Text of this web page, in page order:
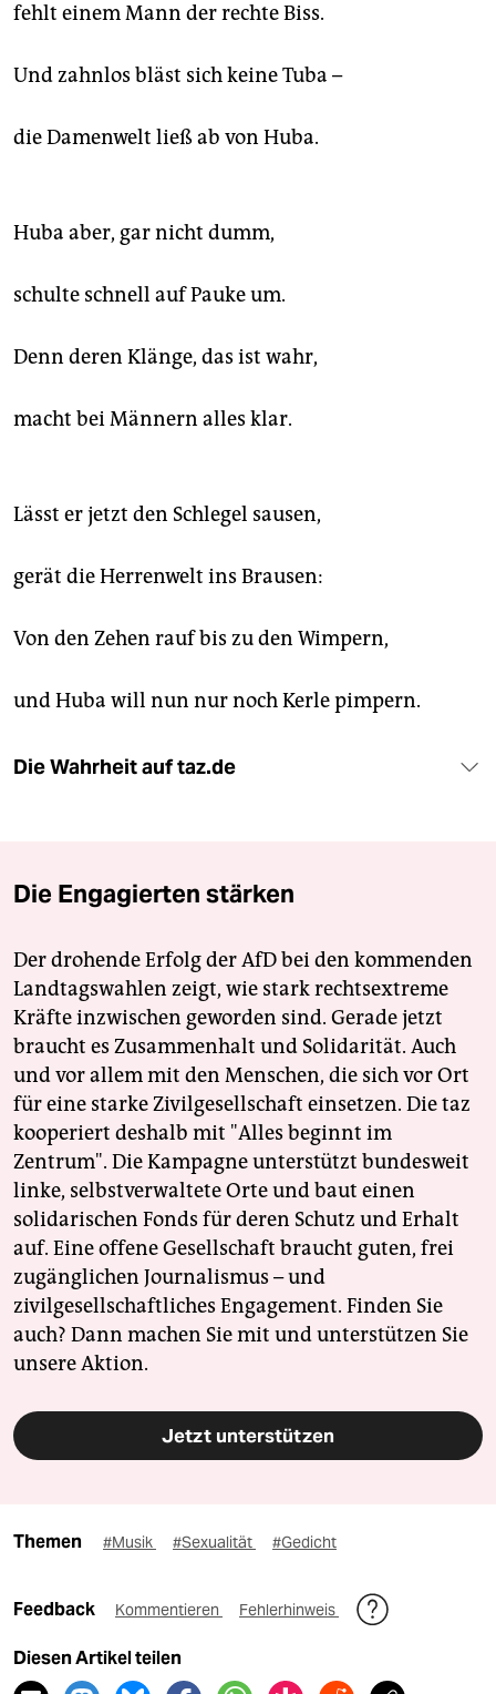
fehlt einem Mann der rechte Biss.
Und zahnlos bläst sich keine Tuba –
die Damenwelt ließ ab von Huba.
Huba aber, gar nicht dumm,
schulte schnell auf Pauke um.
Denn deren Klänge, das ist wahr,
macht bei Männern alles klar.
Lässt er jetzt den Schlegel sausen,
gerät die Herrenwelt ins Brausen:
Von den Zehen rauf bis zu den Wimpern,
und Huba will nun nur noch Kerle pimpern.
Die Wahrheit auf taz.de
Die Engagierten stärken
Der drohende Erfolg der AfD bei den kommenden
Landtagswahlen zeigt, wie stark rechtsextreme
Kräfte inzwischen geworden sind. Gerade jetzt
braucht es Zusammenhalt und Solidarität. Auch
und vor allem mit den Menschen, die sich vor Ort
für eine starke Zivilgesellschaft einsetzen. Die taz
kooperiert deshalb mit "Alles beginnt im
Zentrum". Die Kampagne unterstützt bundesweit
linke, selbstverwaltete Orte und baut einen
solidarischen Fonds für deren Schutz und Erhalt
auf. Eine offene Gesellschaft braucht guten, frei
zugänglichen Journalismus – und
zivilgesellschaftliches Engagement. Finden Sie
auch? Dann machen Sie mit und unterstützen Sie
unsere Aktion.
Jetzt unterstützen
Themen #Musik #Sexualität #Gedicht
Feedback Kommentieren Fehlerhinweis
Diesen Artikel teilen